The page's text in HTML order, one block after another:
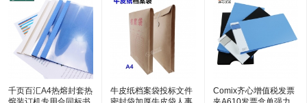
千页百汇A4热熔封套热
牛皮纸档案袋投标文件
Comix齐心增值税发票